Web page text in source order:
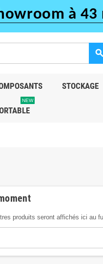
à
search
STOCKAGE
NEW
produits seront affichés ici au